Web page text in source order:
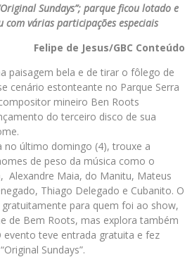
Sundays”; parque ficou lotado e
com várias participações especiais
Felipe de Jesus/GBC Conteúdo
paisagem bela e de tirar o fôlego de
cenário estonteante no Parque Serra
mineiro Ben Roots
do terceiro disco de sua
no último domingo (4), trouxe a
de peso da música como o
Alexandre Maia, do Manitu, Mateus
Thiago Delegado e Cubanito. O
para quem foi ao show,
de Bem Roots, mas explora também
evento teve entrada gratuita e fez
Sundays”.